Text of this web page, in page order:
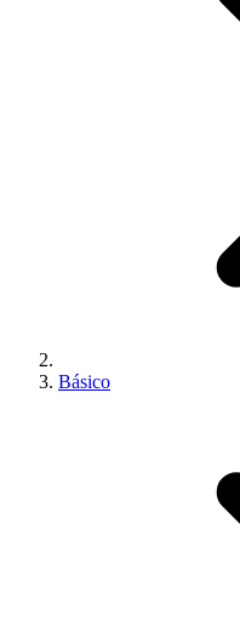
Básico